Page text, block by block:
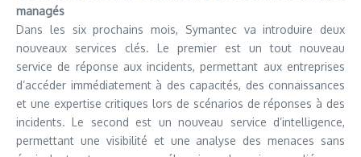
managés
Dans les six prochains mois, Symantec va introduire deux
nouveaux services clés. Le premier est un tout nouveau
service de réponse aux incidents, permettant aux entreprises
d’accéder immédiatement à des capacités, des connaissances
et une expertise critiques lors de scénarios de réponses à des
incidents. Le second est un nouveau service d’intelligence,
permettant une visibilité et une analyse des menaces sans